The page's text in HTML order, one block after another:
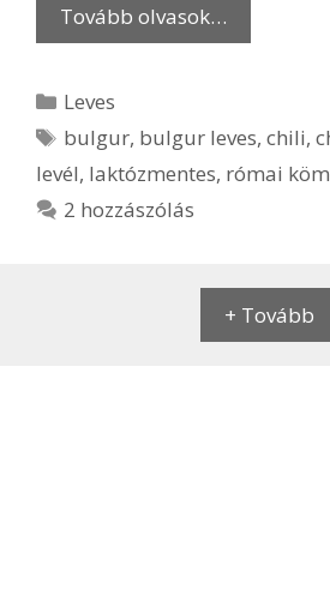
Tovább olvasok…
Kategória
Leves
Címkék
bulgur, bulgur leves,chili,
levél, laktózmentes, római
2 hozzászólás
+ Tovább